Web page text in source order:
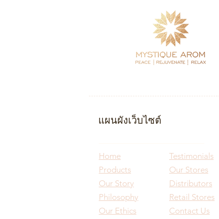
แผนผังเว็บไซต์
Home
Products
Our Story
Philosophy
Our Ethics
Testimonials
Our Stores
Distributors
Retail Stores
Contact Us